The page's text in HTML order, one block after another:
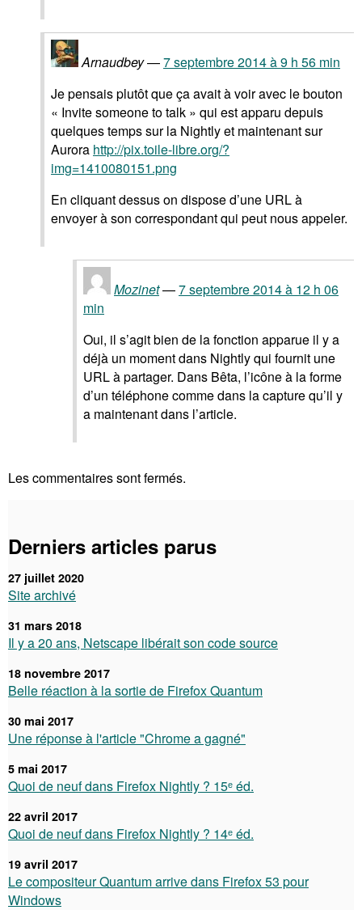
Arnaudbey
7 septembre 2014 à 9 h 56 min
Je pensais plutôt que ça avait à voir avec le bouton
« Invite someone to talk » qui est apparu depuis
quelques temps sur la Nightly et maintenant sur
Aurora http://pix.toile-libre.org/?
img=1410080151.png
En cliquant dessus on dispose d’une URL à
envoyer à son correspondant qui peut nous appeler.
Mozinet
7 septembre 2014 à 12 h 06
min
Oui, il s’agit bien de la fonction apparue il y a
déjà un moment dans Nightly qui fournit une
URL à partager. Dans Bêta, l’icône à la forme
d’un téléphone comme dans la capture qu’il y
a maintenant dans l’article.
Les commentaires sont fermés.
Derniers articles parus
27 juillet 2020
Site archivé
31 mars 2018
Il y a 20 ans, Netscape libérait son code source
18 novembre 2017
Belle réaction à la sortie de Firefox Quantum
30 mai 2017
Une réponse à l'article "Chrome a gagné"
5 mai 2017
Quoi de neuf dans Firefox Nightly ? 15ᵉ éd.
22 avril 2017
Quoi de neuf dans Firefox Nightly ? 14ᵉ éd.
19 avril 2017
Le compositeur Quantum arrive dans Firefox 53 pour
Windows